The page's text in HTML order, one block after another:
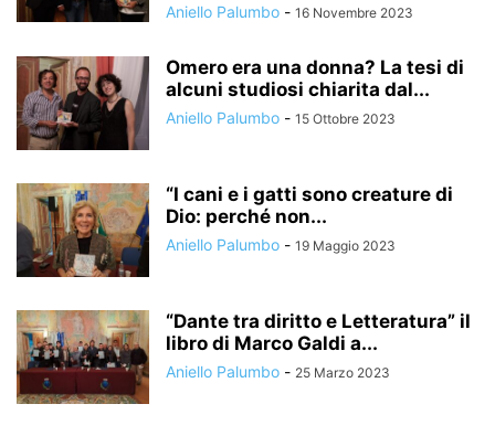
Aniello Palumbo - 16 Novembre 2023
Omero era una donna? La tesi di
alcuni studiosi chiarita dal...
Aniello Palumbo - 15 Ottobre 2023
“I cani e i gatti sono creature di
Dio: perché non...
Aniello Palumbo - 19 Maggio 2023
“Dante tra diritto e Letteratura” il
libro di Marco Galdi a...
Aniello Palumbo - 25 Marzo 2023